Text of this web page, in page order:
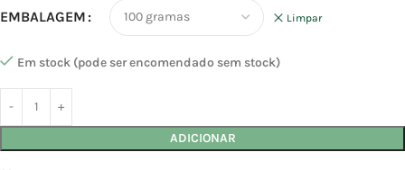
EMBALAGEM Limpar
Em stock (pode ser encomendado sem stock)
ADICIONAR